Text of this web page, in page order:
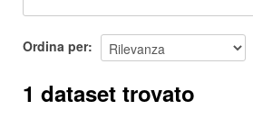
Ordina per
1 dataset trovato